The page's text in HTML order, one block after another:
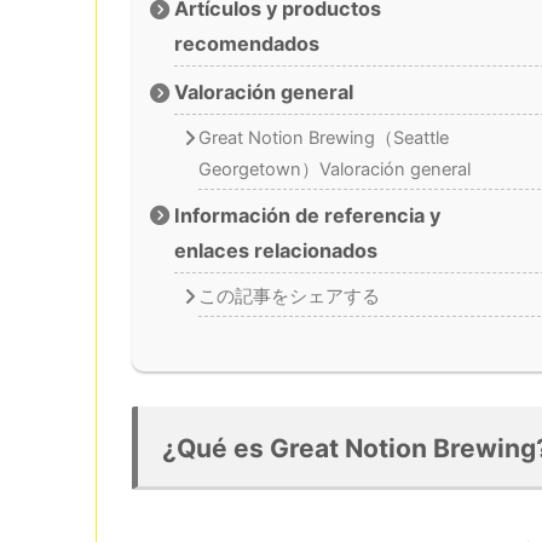
Artículos y productos
recomendados
Valoración general
Great Notion Brewing（Seattle
Georgetown）Valoración general
Información de referencia y
enlaces relacionados
この記事をシェアする
¿Qué es Great Notion